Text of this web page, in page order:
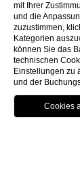
mit Ihrer
und die
zuzustimmen,
Kategorien
können Sie das
technischen
Einstellungen zu
und der